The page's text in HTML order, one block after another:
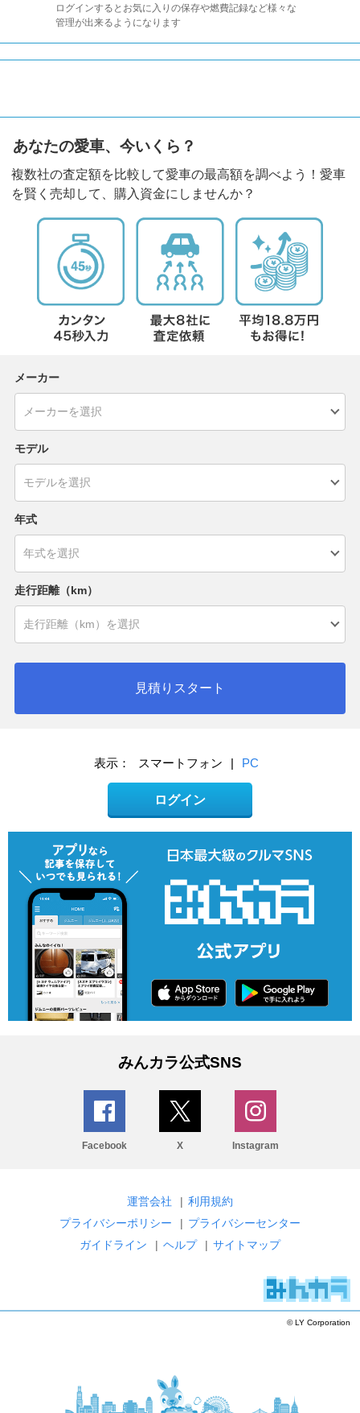
ログインするとお気に入りの保存や燃費記録など様々な
管理が出来るようになります
あなたの愛車、今いくら？
複数社の査定額を比較して愛車の最高額を調べよう！愛車
を賢く売却して、購入資金にしませんか？
メーカー
モデル
年式
走行距離（km）
見積りスタート
表示： スマートフォン | PC
ログイン
みんカラ公式SNS
Facebook X Instagram
運営会社 | 利用規約
プライバシーポリシー
| プライバシーセンター
ガイドライン
| ヘルプ | サイトマップ
© LY Corporation